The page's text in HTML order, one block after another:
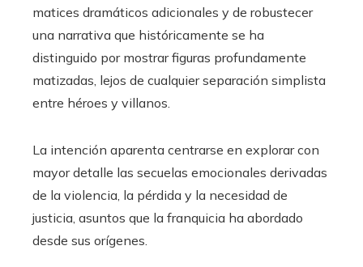
matices dramáticos adicionales y de robustecer
una narrativa que históricamente se ha
distinguido por mostrar figuras profundamente
matizadas, lejos de cualquier separación simplista
entre héroes y villanos.
La intención aparenta centrarse en explorar con
mayor detalle las secuelas emocionales derivadas
de la violencia, la pérdida y la necesidad de
justicia, asuntos que la franquicia ha abordado
desde sus orígenes.